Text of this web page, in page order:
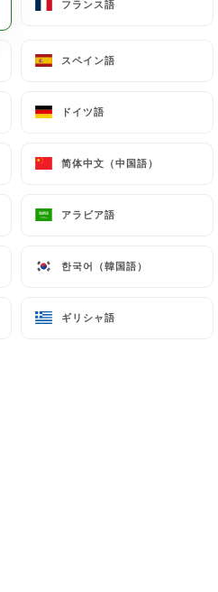
フランス語
スペイン語
ドイツ語
简体中文（中国語）
アラビア語
한국어（韓国語）
ギリシャ語
フランス語
スペイン語
ドイツ語
简体中文（中国語）
アラビア語
한국어（韓国語）
ギリシャ語